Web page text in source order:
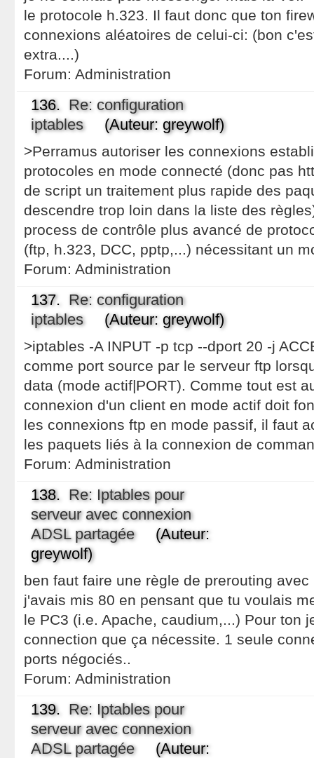
le protocole h.323. Il faut donc que ton
connexions aléatoires de celui-ci: (bon
extra....)
Forum: Administration
136. Re: configuration
iptables(Auteur: greywolf)
>Perramus autoriser les connexions
protocoles en mode connecté (donc pas
de script un traitement plus rapide des
descendre trop loin dans la liste des
process de contrôle plus avancé de
(ftp, h.323, DCC, pptp,...) nécessitant un
Forum: Administration
137. Re: configuration
iptables(Auteur: greywolf)
>iptables -A INPUT -p tcp --dport 20 -j
comme port source par le serveur ftp
data (mode actif|PORT). Comme tout est
connexion d'un client en mode actif doit
les connexions ftp en mode passif, il faut
les paquets liés à la connexion de
Forum: Administration
138. Re: Iptables pour
serveur avec connexion
ADSL partagée(Auteur:
greywolf)
ben faut faire une règle de prerouting
j'avais mis 80 en pensant que tu voulais
le PC3 (i.e. Apache, caudium,...) Pour ton
connection que ça nécessite. 1 seule
ports négociés..
Forum: Administration
139. Re: Iptables pour
serveur avec connexion
ADSL partagée(Auteur: